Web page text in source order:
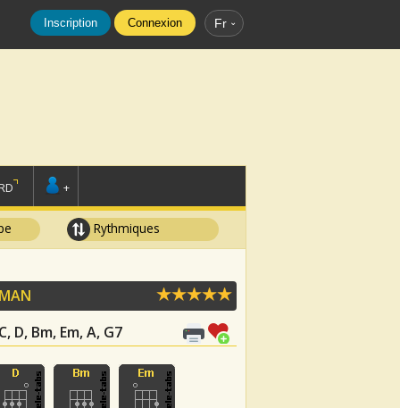
Inscription Connexion Fr
+
Rythmiques
D, Bm, Em, A, G7